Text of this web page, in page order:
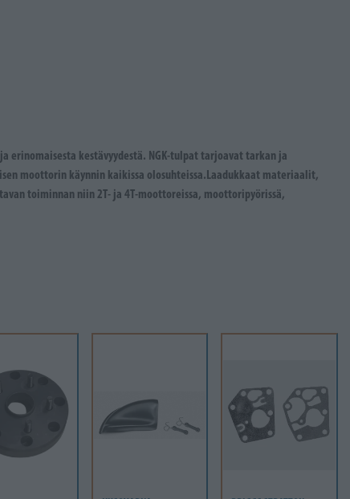
erinomaisesta kestävyydestä. NGK-tulpat tarjoavat tarkan ja
moottorin käynnin kaikissa olosuhteissa.Laadukkaat materiaalit,
toiminnan niin 2T- ja 4T-moottoreissa, moottoripyörissä,